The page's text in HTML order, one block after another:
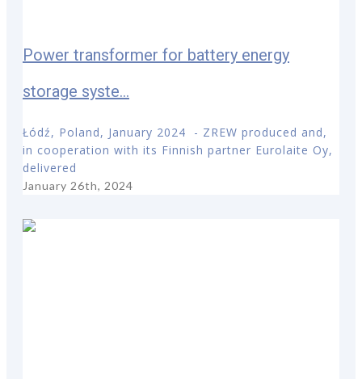
Power transformer for battery energy
storage syste...
Łódź, Poland, January 2024 - ZREW produced and,
in cooperation with its Finnish partner Eurolaite Oy,
delivered
January 26th, 2024